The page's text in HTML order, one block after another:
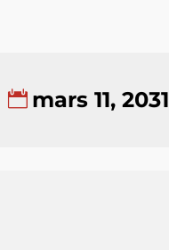
mars 11, 2031